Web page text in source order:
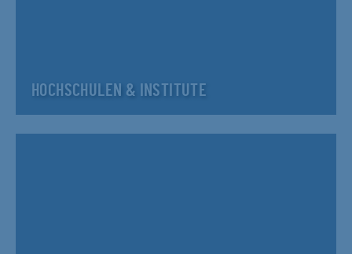
HOCHSCHULEN & INSTITUTE